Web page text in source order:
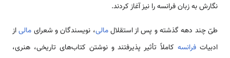
نگارش به زبان فرانسه را نیز آغاز کردند.
طیّ چند دهه گذشته و پس از استقلالمالی، نویسندگان و شعرای مالیاز
ادبیات فرانسهکاملاً تأثیر پذیرفتند و نوشتن کتاب‌های تاریخی، هنری،